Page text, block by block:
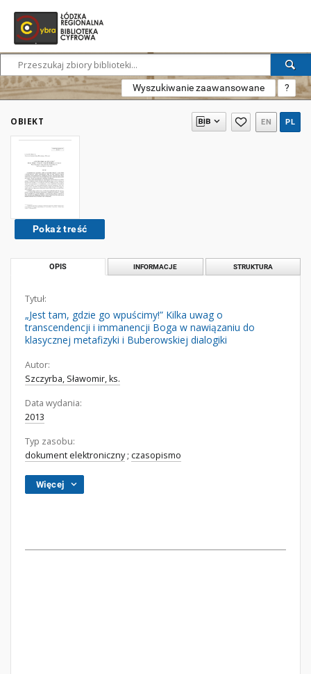
Wyszukiwanie zaawansowane ?
OBIEKT EN PL
Pokaż treść
OPIS INFORMACJE STRUKTURA
Tytuł:
„Jest tam, gdzie go wpuścimy!” Kilka uwag o
transcendencji i immanencji Boga w nawiązaniu do
klasycznej metafizyki i Buberowskiej dialogiki
Autor:
Szczyrba, Sławomir, ks.
Data wydania:
2013
Typ zasobu:
dokument elektroniczny; czasopismo
Więcej